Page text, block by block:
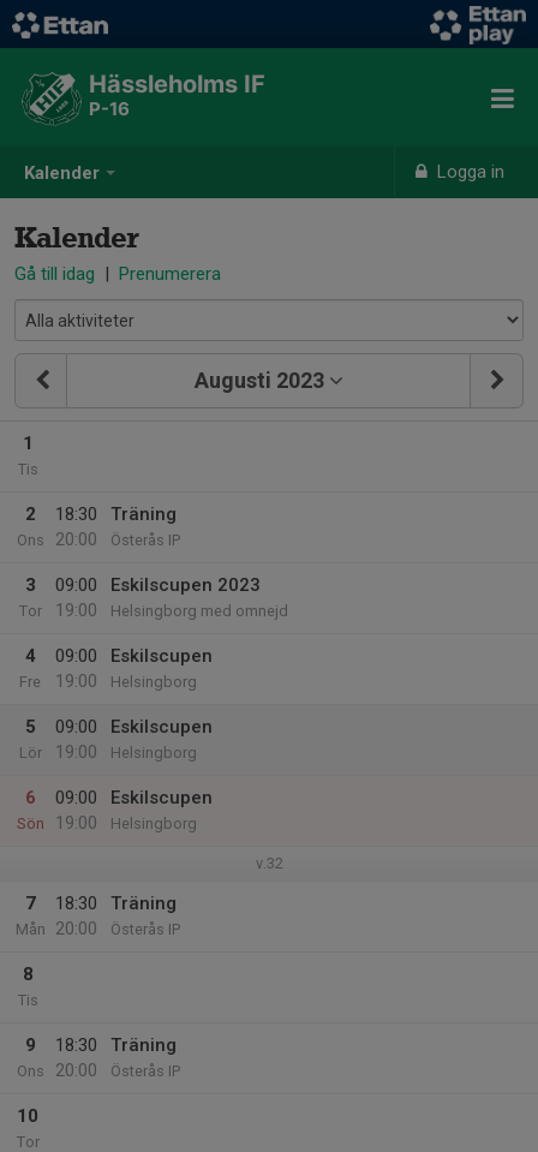
Kalender Logga in
Hässleholms IF
P-16
Kalender
Gå till idag | Prenumerera
Augusti 2023
1
Tis
2
Ons
18:30
20:00
Träning
Österås IP
3
Tor
09:00
19:00
Eskilscupen 2023
Helsingborg med omnejd
4
Fre
09:00
19:00
Eskilscupen
Helsingborg
5
Lör
09:00
19:00
Eskilscupen
Helsingborg
6
Sön
09:00
19:00
Eskilscupen
Helsingborg
v.32
7
Mån
18:30
20:00
Träning
Österås IP
8
Tis
9
Ons
18:30
20:00
Träning
Österås IP
10
Tor